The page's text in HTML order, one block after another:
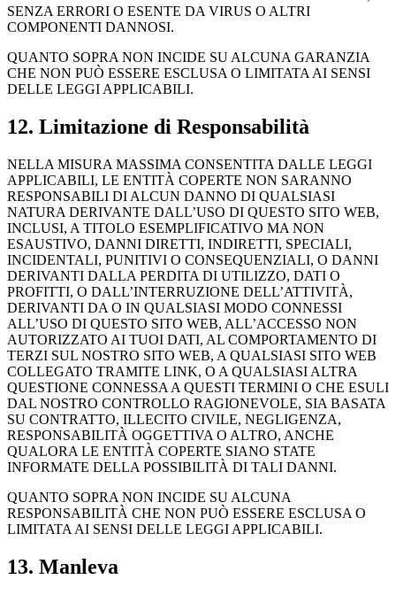
SENZA ERRORI O ESENTE DA VIRUS O ALTRI
COMPONENTI DANNOSI.
QUANTO SOPRA NON INCIDE SU ALCUNA GARANZIA
CHE NON PUÒ ESSERE ESCLUSA O LIMITATA AI SENSI
DELLE LEGGI APPLICABILI.
12. Limitazione di Responsabilità
NELLA MISURA MASSIMA CONSENTITA DALLE LEGGI
APPLICABILI, LE ENTITÀ COPERTE NON SARANNO
RESPONSABILI DI ALCUN DANNO DI QUALSIASI
NATURA DERIVANTE DALL’USO DI QUESTO SITO WEB,
INCLUSI, A TITOLO ESEMPLIFICATIVO MA NON
ESAUSTIVO, DANNI DIRETTI, INDIRETTI, SPECIALI,
INCIDENTALI, PUNITIVI O CONSEQUENZIALI, O DANNI
DERIVANTI DALLA PERDITA DI UTILIZZO, DATI O
PROFITTI, O DALL’INTERRUZIONE DELL’ATTIVITÀ,
DERIVANTI DA O IN QUALSIASI MODO CONNESSI
ALL’USO DI QUESTO SITO WEB, ALL’ACCESSO NON
AUTORIZZATO AI TUOI DATI, AL COMPORTAMENTO DI
TERZI SUL NOSTRO SITO WEB, A QUALSIASI SITO WEB
COLLEGATO TRAMITE LINK, O A QUALSIASI ALTRA
QUESTIONE CONNESSA A QUESTI TERMINI O CHE ESULI
DAL NOSTRO CONTROLLO RAGIONEVOLE, SIA BASATA
SU CONTRATTO, ILLECITO CIVILE, NEGLIGENZA,
RESPONSABILITÀ OGGETTIVA O ALTRO, ANCHE
QUALORA LE ENTITÀ COPERTE SIANO STATE
INFORMATE DELLA POSSIBILITÀ DI TALI DANNI.
QUANTO SOPRA NON INCIDE SU ALCUNA
RESPONSABILITÀ CHE NON PUÒ ESSERE ESCLUSA O
LIMITATA AI SENSI DELLE LEGGI APPLICABILI.
13. Manleva